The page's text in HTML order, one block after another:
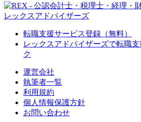
転職支援サービス登録（無料）
レックスアドバイザーズで転職
ク
運営会社
執筆者一覧
利用規約
個人情報保護方針
お問い合わせ